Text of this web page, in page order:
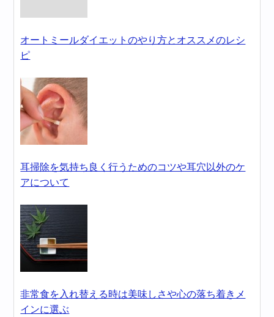
オートミールダイエットのやり方とオススメのレシ
ピ
耳掃除を気持ち良く行うためのコツや耳穴以外のケ
アについて
非常食を入れ替える時は美味しさや心の落ち着きメ
インに選ぶ